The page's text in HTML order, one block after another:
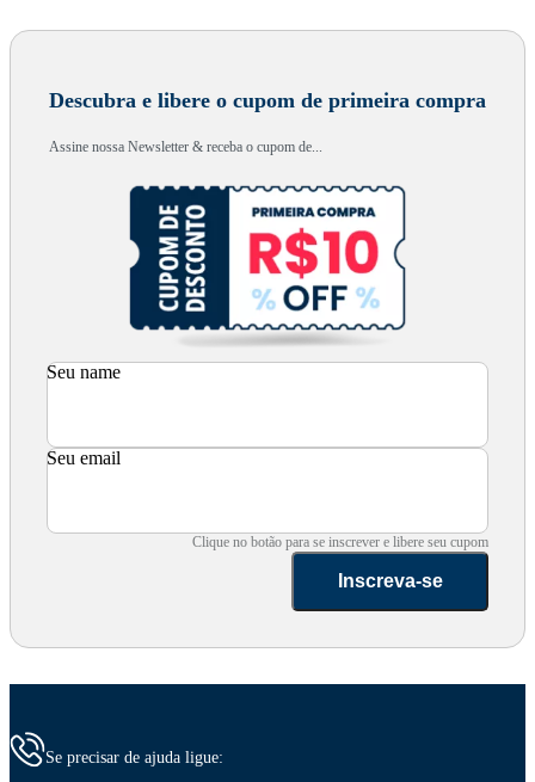
Descubra e libere o cupom de primeira compra
Assine nossa Newsletter & receba o cupom de...
Seu name
Seu email
Clique no botão para se inscrever e libere seu cupom
Inscreva-se
Se precisar de ajuda ligue: